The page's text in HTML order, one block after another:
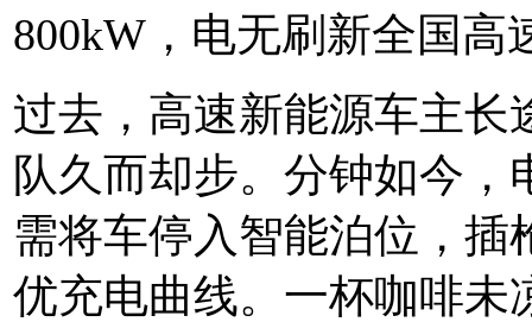
800kW，电无刷新全国
过去，高速新能源车主长
队久而却步。分钟如今，
需将车停入智能泊位，插
优充电曲线。一杯咖啡未